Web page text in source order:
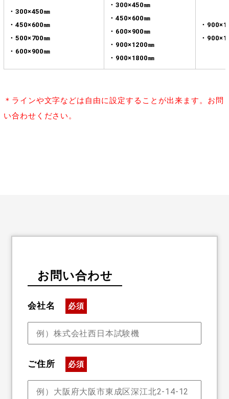
・300×450㎜
・450×600㎜
・500×700㎜
・600×900㎜
・300×450㎜
・450×600㎜
・600×900㎜
・900×1200㎜
・900×1800㎜
・
・
＊ラインや文字などは自由に設定することが出来ます。お問
い合わせください。
お問い合わせ
会社名 必須
ご住所 必須